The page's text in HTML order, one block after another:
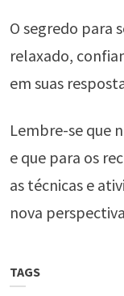
O segredo para
relaxado,
em suas
Lembre-se que
e que para os
as técnicas e
nova
TAGS